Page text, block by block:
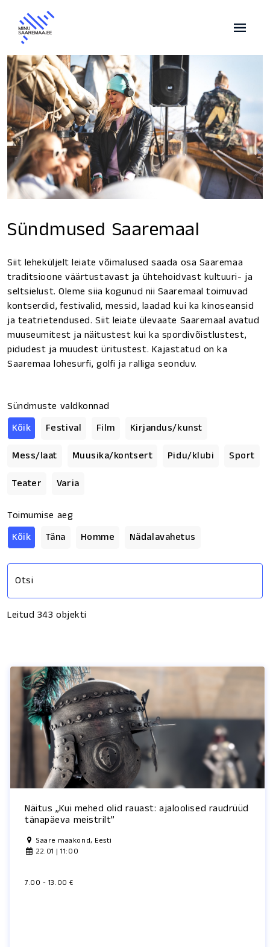
Sündmused Saaremaal
Siit leheküljelt leiate võimalused saada osa Saaremaa
traditsioone väärtustavast ja ühtehoidvast kultuuri- ja
seltsielust. Oleme siia kogunud nii Saaremaal toimuvad
kontserdid, festivalid, messid, laadad kui ka kinoseansid
ja teatrietendused. Siit leiate ülevaate Saaremaal avatud
muuseumitest ja näitustest kui ka spordivõistlustest,
pidudest ja muudest üritustest. Kajastatud on ka
Saaremaa lohesurfi, golfi ja ralliga seonduv.
Sündmuste valdkonnad
Kõik
Festival Film
Kirjandus/kunst
Mess/laat
Muusika/kontsert Pidu/klubi
Sport
Teater
Varia
Toimumise aeg
Kõik
Täna Homme Nädalavahetus
Otsi
Leitud 343objekti
Näitus „Kui mehed olid rauast: ajaloolised raudrüüd
tänapäeva meistrilt”
Saare maakond, Eesti
22.01 | 11:00
7.00 - 13.00 €